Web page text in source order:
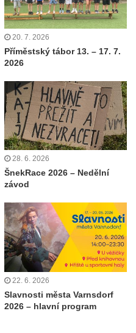
20. 7. 2026
Příměstský tábor 13. – 17. 7.
2026
28. 6. 2026
ŠnekRace 2026 – Nedělní
závod
22. 6. 2026
Slavnosti města Varnsdorf
2026 – hlavní program